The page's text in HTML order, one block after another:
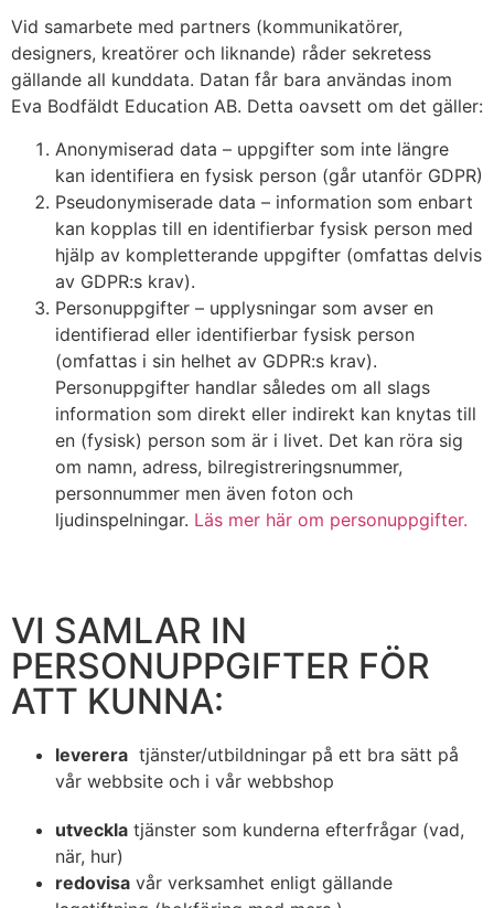
Vid samarbete med partners (kommunikatörer,
designers, kreatörer och liknande) råder sekretess
gällande all kunddata. Datan får bara användas inom
Eva Bodfäldt Education AB. Detta oavsett om det gäller:
Anonymiserad data – uppgifter som inte längre
kan identifiera en fysisk person (går utanför GDPR)
Pseudonymiserade data – information som enbart
kan kopplas till en identifierbar fysisk person med
hjälp av kompletterande uppgifter (omfattas delvis
av GDPR:s krav).
Personuppgifter – upplysningar som avser en
identifierad eller identifierbar fysisk person
(omfattas i sin helhet av GDPR:s krav).
Personuppgifter handlar således om all slags
information som direkt eller indirekt kan knytas till
en (fysisk) person som är i livet. Det kan röra sig
om namn, adress, bilregistreringsnummer,
personnummer men även foton och
ljudinspelningar. Läs mer här om personuppgifter.
VI SAMLAR IN
PERSONUPPGIFTER FÖR
ATT KUNNA:
leverera tjänster/utbildningar på ett bra sätt på
vår webbsite och i vår webbshop
utveckla tjänster som kunderna efterfrågar (vad,
när, hur)
redovisa vår verksamhet enligt gällande